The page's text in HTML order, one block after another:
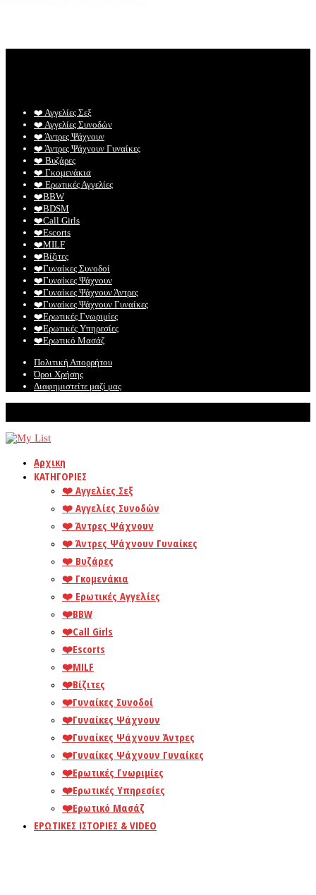
❤️️ Αγγελίες Σεξ
❤️️ Αγγελίες Συνοδών
❤️️ Άντρες Ψάχνουν
❤️️ Άντρες Ψάχνουν Γυναίκες
❤️️ Βυζάρες
❤️️ Γκομενάκια
❤️️ Ερωτικές Αγγελίες
❤️️BBW
❤️️BDSM
❤️️Call Girls
❤️️Escorts
❤️️MILF
❤️️Βίζιτες
❤️️Γυναίκες Συνοδοί
❤️️Γυναίκες Ψάχνουν
❤️️Γυναίκες Ψάχνουν Άντρες
❤️️Γυναίκες Ψάχνουν Γυναίκες
❤️️Ερωτικές Γνωριμίες
❤️️Ερωτικές Υπηρεσίες
❤️️Ερωτικό Μασάζ
Πολιτική Απορρήτου
Όροι Χρήσης
Διαφημιστείτε μαζί μας
Αρχικη
ΚΑΤΗΓΟΡΙΕΣ
❤️️ Αγγελίες Σεξ
❤️️ Αγγελίες Συνοδών
❤️️ Άντρες Ψάχνουν
❤️️ Άντρες Ψάχνουν Γυναίκες
❤️️ Βυζάρες
❤️️ Γκομενάκια
❤️️ Ερωτικές Αγγελίες
❤️️BBW
❤️️Call Girls
❤️️Escorts
❤️️MILF
❤️️Βίζιτες
❤️️Γυναίκες Συνοδοί
❤️️Γυναίκες Ψάχνουν
❤️️Γυναίκες Ψάχνουν Άντρες
❤️️Γυναίκες Ψάχνουν Γυναίκες
❤️️Ερωτικές Γνωριμίες
❤️️Ερωτικές Υπηρεσίες
❤️️Ερωτικό Μασάζ
ΕΡΩΤΙΚΕΣ ΙΣΤΟΡΙΕΣ & VIDEO